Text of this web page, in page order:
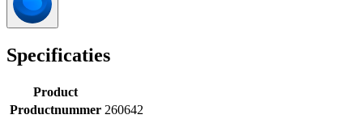
Specificaties
Product
Productnummer 260642